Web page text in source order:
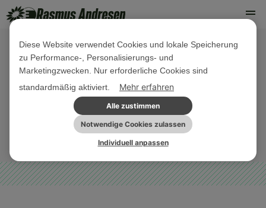
06. MAI 2026
Wohnungskrise lässt sich nicht mit
Empfehlungen lösen
EU-WIRTSCHAFT PRESSEMITTEILUNG SOZIALE GERECHTIGKEIT
Diese Website verwendet Cookies und lokale Speicherung
zu Performance-, Personalisierungs- und
Marketingzwecken. Nur erforderliche Cookies sind
standardmäßig aktiviert.
Mehr erfahren
Alle zustimmen
Notwendige Cookies zulassen
Individuell anpassen